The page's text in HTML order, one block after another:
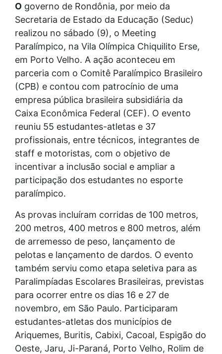
O governo de Rondônia, por meio da
Secretaria de Estado da Educação (Seduc)
realizou no sábado (9), o Meeting
Paralímpico, na Vila Olímpica Chiquilito Erse,
em Porto Velho. A ação aconteceu em
parceria com o Comitê Paralímpico Brasileiro
(CPB) e contou com patrocínio de uma
empresa pública brasileira subsidiária da
Caixa Econômica Federal (CEF). O evento
reuniu 55 estudantes-atletas e 37
profissionais, entre técnicos, integrantes de
staff e motoristas, com o objetivo de
incentivar a inclusão social e ampliar a
participação dos estudantes no esporte
paralímpico.
As provas incluíram corridas de 100 metros,
200 metros, 400 metros e 800 metros, além
de arremesso de peso, lançamento de
pelotas e lançamento de dardos. O evento
também serviu como etapa seletiva para as
Paralimpíadas Escolares Brasileiras, previstas
para ocorrer entre os dias 16 e 27 de
novembro, em São Paulo. Participaram
estudantes-atletas dos municípios de
Ariquemes, Buritis, Cabixi, Cacoal, Espigão do
Oeste, Jaru, Ji-Paraná, Porto Velho, Rolim de